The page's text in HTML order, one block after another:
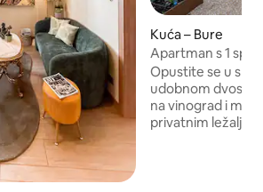
Kuća – Bure
Apartman s 1
Valpolicelli
Opustite se u
udobnom
na vinograd i
privatnim